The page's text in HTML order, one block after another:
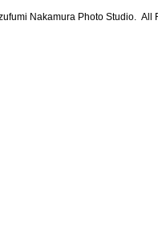
Nakamura Photo Studio. All